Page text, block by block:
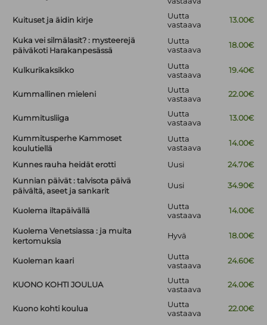
Kuituset ja äidin kirje
Uutta
vastaava
13.00€
Kuka vei silmälasit? : mysteerejä
päiväkoti Harakanpesässä
Uutta
vastaava
18.00€
Kulkurikaksikko
Uutta
vastaava
19.40€
Kummallinen mieleni
Uutta
vastaava
22.00€
Kummitusliiga
Uutta
vastaava
13.00€
Kummitusperhe Kammoset
koulutiellä
Uutta
vastaava
14.00€
Kunnes rauha heidät erotti Uusi
24.70€
Kunnian päivät : talvisota päivä
päivältä, aseet ja sankarit
Uusi 34.90€
Kuolema iltapäivällä
Uutta
vastaava
14.00€
Kuolema Venetsiassa : ja muita
kertomuksia
Hyvä 18.00€
Kuoleman kaari
Uutta
vastaava
24.60€
KUONO KOHTI JOULUA
Uutta
vastaava
24.00€
Kuono kohti koulua
Uutta
vastaava
22.00€